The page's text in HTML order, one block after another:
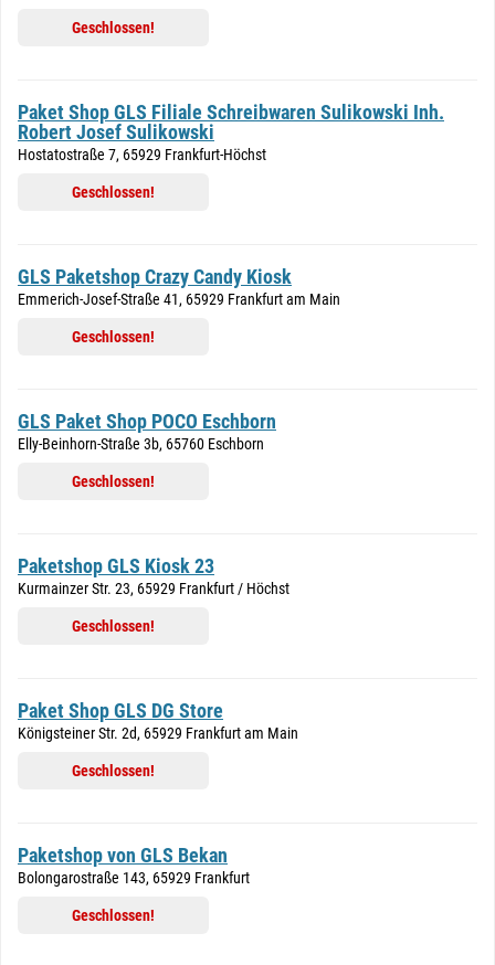
Geschlossen!
Paket Shop GLS Filiale Schreibwaren Sulikowski Inh.
Robert Josef Sulikowski
Hostatostraße 7, 65929 Frankfurt-Höchst
Geschlossen!
GLS Paketshop Crazy Candy Kiosk
Emmerich-Josef-Straße 41, 65929 Frankfurt am Main
Geschlossen!
GLS Paket Shop POCO Eschborn
Elly-Beinhorn-Straße 3b, 65760 Eschborn
Geschlossen!
Paketshop GLS Kiosk 23
Kurmainzer Str. 23, 65929 Frankfurt / Höchst
Geschlossen!
Paket Shop GLS DG Store
Königsteiner Str. 2d, 65929 Frankfurt am Main
Geschlossen!
Paketshop von GLS Bekan
Bolongarostraße 143, 65929 Frankfurt
Geschlossen!